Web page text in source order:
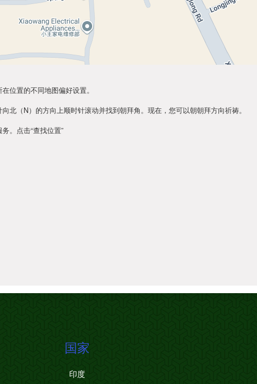
位置的不同地图偏好设置。
北（N）的方向上顺时针滚动并找到朝拜角。现在，您可以朝朝拜方向祈祷。
。点击“查找位置”
国家
印度